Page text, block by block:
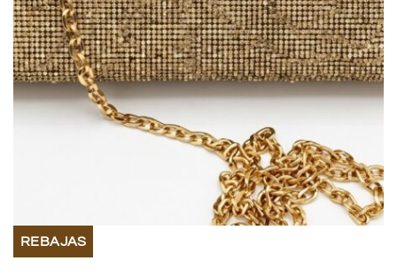
CALZADO
COMPLEMENTOS
HOGAR
TARJETAS REGALO
REBAJAS